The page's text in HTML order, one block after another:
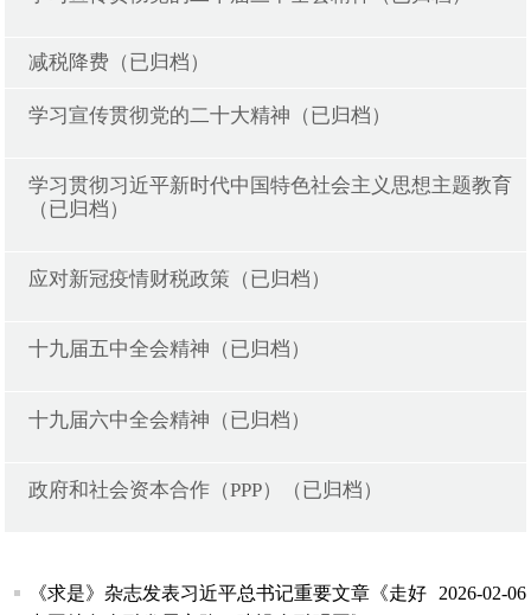
减税降费（已归档）
学习宣传贯彻党的二十大精神（已归档）
学习贯彻习近平新时代中国特色社会主义思想主题教育
（已归档）
应对新冠疫情财税政策（已归档）
十九届五中全会精神（已归档）
十九届六中全会精神（已归档）
政府和社会资本合作（PPP）（已归档）
2026-02-06
《求是》杂志发表习近平总书记重要文章《走好